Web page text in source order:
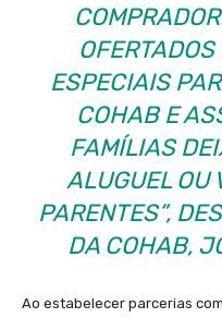
ESPECIAIS
COHAB E
FAMÍLIAS
ALUGUEL OU
PARENTES”,
DA COHAB,
Ao estabelecer parcerias